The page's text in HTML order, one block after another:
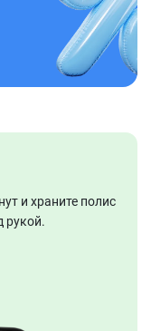
и храните полис
рукой.